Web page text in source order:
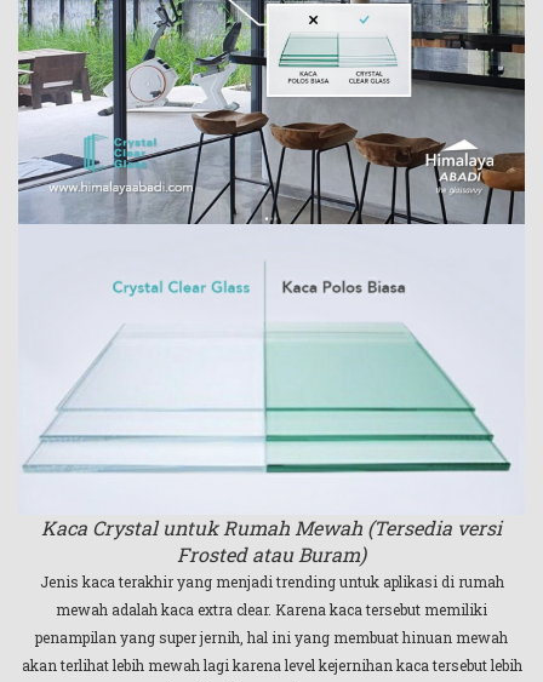
Kaca Crystal untuk Rumah Mewah (Tersedia versi
Frosted atau Buram)
Jenis kaca terakhir yang menjadi trending untuk aplikasi di rumah
mewah adalah kaca extra clear. Karena kaca tersebut memiliki
penampilan yang super jernih, hal ini yang membuat hinuan mewah
akan terlihat lebih mewah lagi karena level kejernihan kaca tersebut lebih